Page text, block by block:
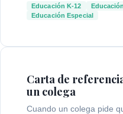
Educación K-12
Educación Especial
Carta de
un colega
Cuando un colega pide